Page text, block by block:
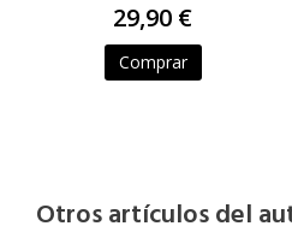
29,90 €
Comprar
Otros artículos del